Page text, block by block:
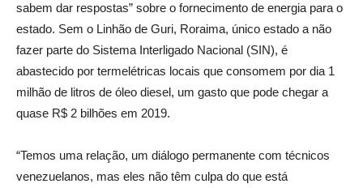
sabem dar respostas” sobre o fornecimento de energia para o
estado. Sem o Linhão de Guri, Roraima, único estado a não
fazer parte do Sistema Interligado Nacional (SIN), é
abastecido por termelétricas locais que consomem por dia 1
milhão de litros de óleo diesel, um gasto que pode chegar a
quase R$ 2 bilhões em 2019.
“Temos uma relação, um diálogo permanente com técnicos
venezuelanos, mas eles não têm culpa do que está